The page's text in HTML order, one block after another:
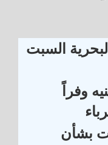
السبت
جنيه وفراً
بشأن